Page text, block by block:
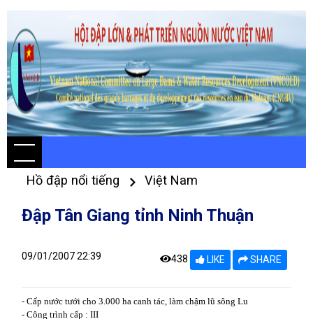
Hồ đập nổi tiếng Việt Nam
Đập Tân Giang tỉnh Ninh Thuận
09/01/2007 22:39 438 LIKE SHARE
- Cấp nước tưới cho 3.000 ha canh tác, làm chậm lũ sông Lu
- Công trình cấp : III